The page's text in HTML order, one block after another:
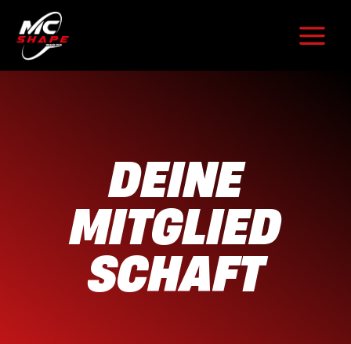
Inhalt
springen
DEINE
MITGLIED
SCHAFT